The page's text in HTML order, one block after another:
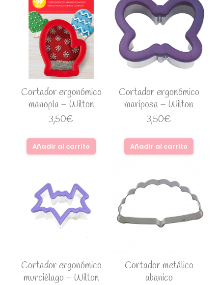
Cortador ergonómico
manopla – Wilton
3,50€
Añadir al carrito
Cortador ergonómico
mariposa – Wilton
3,50€
Añadir al carrito
Cortador ergonómico
murciélago – Wilton
Cortador metálico
abanico